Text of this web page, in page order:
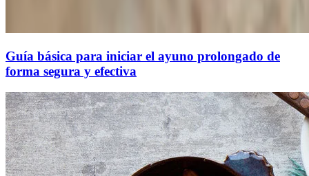
Guía básica para iniciar el ayuno prolongado de
forma segura y efectiva